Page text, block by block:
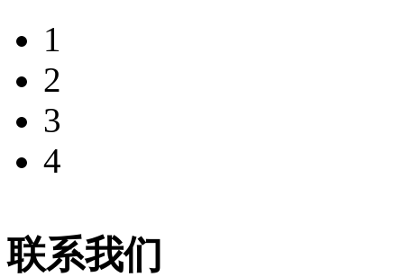
1
2
3
4
联系我们